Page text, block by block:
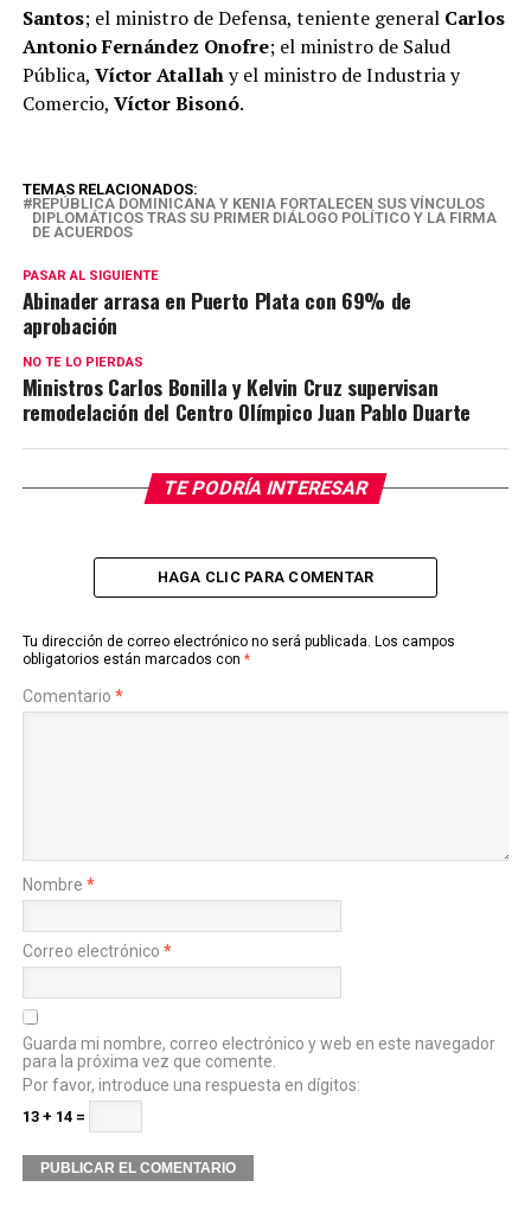
Santos; el ministro de Defensa, teniente general Carlos
Antonio Fernández Onofre; el ministro de Salud
Pública, Víctor Atallahy el ministro de Industria y
Comercio, Víctor Bisonó.
TEMAS RELACIONADOS:
REPÚBLICA DOMINICANA Y KENIA FORTALECEN SUS VÍNCULOS
DIPLOMÁTICOS TRAS SU PRIMER DIÁLOGO POLÍTICO Y LA FIRMA
DE ACUERDOS
PASAR AL SIGUIENTE
Abinader arrasa en Puerto Plata con 69% de
aprobación
NO TE LO PIERDAS
Ministros Carlos Bonilla y Kelvin Cruz supervisan
remodelación del Centro Olímpico Juan Pablo Duarte
TE PODRÍA INTERESAR
HAGA CLIC PARA COMENTAR
Tu dirección de correo electrónico no será publicada. Los campos
obligatorios están marcados con *
Comentario *
Nombre *
Correo electrónico *
Guarda mi nombre, correo electrónico y web en este navegador
para la próxima vez que comente.
Por favor, introduce una respuesta en dígitos:
13 + 14 =